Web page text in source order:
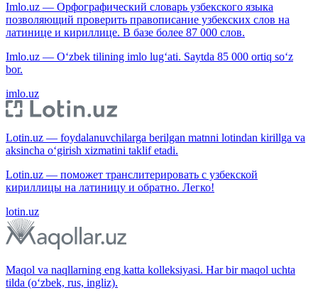
Imlo.uz — Орфографический словарь узбекского языка
позволяющий проверить правописание узбекских слов на
латинице и кириллице. В базе более 87 000 слов.
Imlo.uz — O‘zbek tilining imlo lug‘ati. Saytda 85 000 ortiq so‘z
bor.
imlo.uz
Lotin.uz — foydalanuvchilarga berilgan matnni lotindan kirillga va
aksincha o‘girish xizmatini taklif etadi.
Lotin.uz — поможет транслитерировать с узбекской
кириллицы на латиницу и обратно. Легко!
lotin.uz
Maqol va naqllarning eng katta kolleksiyasi. Har bir maqol uchta
tilda (o‘zbek, rus, ingliz).